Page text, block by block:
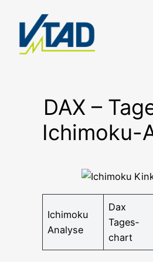
springen
DAX –
Ichimoku-
Ichi­mo­ku
Analyse
Dax
Tages­
chart